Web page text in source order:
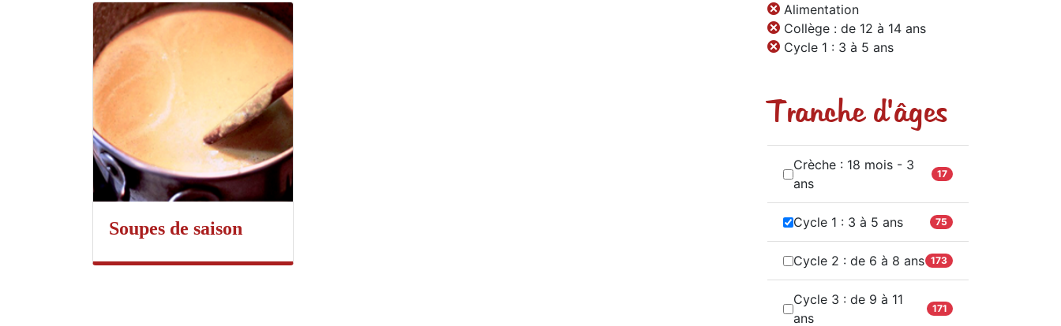
Soupes de saison
Alimentation
Collège : de 12 à 14 ans
Cycle 1 : 3 à 5 ans
Tranche d'âges
Crèche : 18 mois - 3
ans
17
Cycle 1 : 3 à 5 ans 75
Cycle 2 : de 6 à 8 ans 173
Cycle 3 : de 9 à 11
ans
171